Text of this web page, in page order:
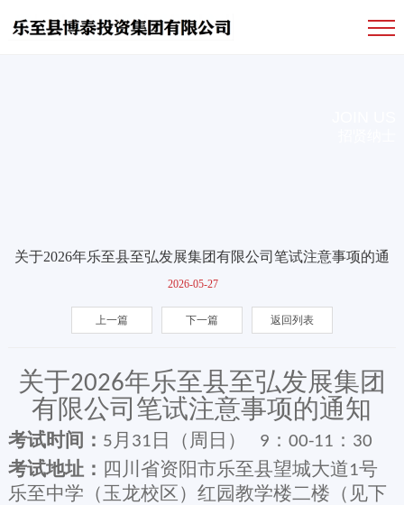
关于2026年乐至县至弘发展集团有限公司笔试注意事项的通
知
2026-05-27
上一篇 下一篇 返回列表
关于2026年乐至县至弘发展集团
有限公司笔试注意事项的通知
考试时间： 5月 31 日（周日） 9 ： 00-11 ： 30
考试地址： 四川省资阳市乐至县望城大道1号
乐至中学（玉龙校区）红园教学楼二楼（见下